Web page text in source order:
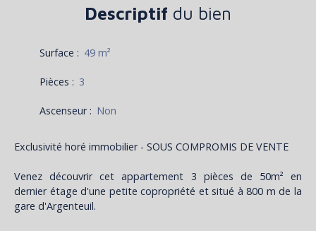
Descriptif du bien
Surface : 49 m²
Pièces : 3
Ascenseur: Non
Exclusivité horé immobilier - SOUS COMPROMIS DE VENTE
Venez découvrir cet appartement 3 pièces de 50m² en
dernier étage d'une petite copropriété et situé à 800 m de la
gare d'Argenteuil.